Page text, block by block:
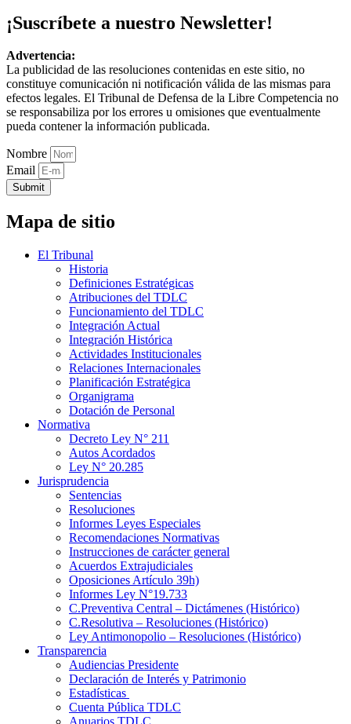
¡Suscríbete a nuestro Newsletter!
Advertencia:
La publicidad de las resoluciones contenidas en este sitio, no
constituye comunicación ni notificación válida de las mismas para
efectos legales. El Tribunal de Defensa de la Libre Competencia no
se responsabiliza por los errores u omisiones que eventualmente
pueda contener la información publicada.
Nombre
Email
Submit
Mapa de sitio
El Tribunal
Historia
Definiciones Estratégicas
Atribuciones del TDLC
Funcionamiento del TDLC
Integración Actual
Integración Histórica
Actividades Institucionales
Relaciones Internacionales
Planificación Estratégica
Organigrama
Dotación de Personal
Normativa
Decreto Ley N° 211
Autos Acordados
Ley N° 20.285
Jurisprudencia
Sentencias
Resoluciones
Informes Leyes Especiales
Recomendaciones Normativas
Instrucciones de carácter general
Acuerdos Extrajudiciales
Oposiciones Artículo 39h)
Informes Ley N°19.733
C.Preventiva Central – Dictámenes (Histórico)
C.Resolutiva – Resoluciones (Histórico)
Ley Antimonopolio – Resoluciones (Histórico)
Transparencia
Audiencias Presidente
Declaración de Interés y Patrimonio
Estadísticas
Cuenta Pública TDLC